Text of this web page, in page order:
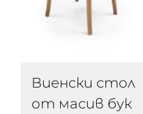
Виенски стол
от масив бук